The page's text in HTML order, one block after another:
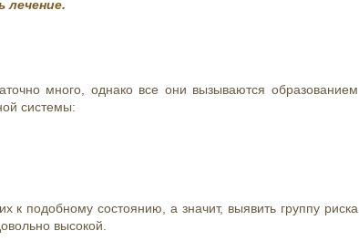
лечение.
много, однако все они вызываются образованием
системы:
к подобному состоянию, а значит, выявить группу риска
высокой.